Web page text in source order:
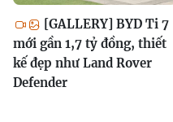
[GALLERY] BYD Ti 7
mới gần 1,7 tỷ đồng, thiết
kế đẹp như Land Rover
Defender